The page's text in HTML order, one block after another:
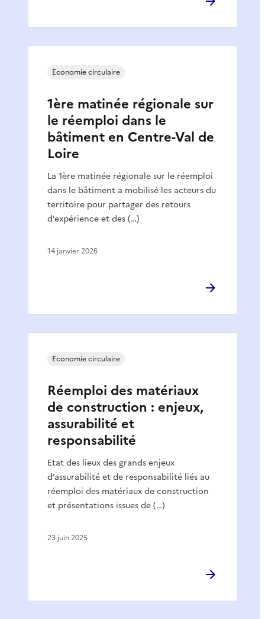
1ère matinée régionale sur
le réemploi dans le
bâtiment en Centre-Val de
Loire
La 1ère matinée régionale sur le réemploi
dans le bâtiment a mobilisé les acteurs du
territoire pour partager des retours
d’expérience et des (…)
Economie circulaire
14 janvier 2026
Réemploi des matériaux
de construction : enjeux,
assurabilité et
responsabilité
Etat des lieux des grands enjeux
d’assurabilité et de responsabilité liés au
réemploi des matériaux de construction
et présentations issues de (…)
Economie circulaire
23 juin 2025